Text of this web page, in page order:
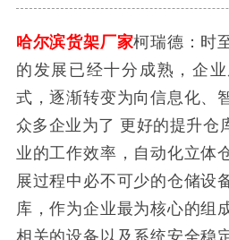
哈尔滨货架厂家柯瑞德：时
的发展已经十分成熟，企
式，逐渐转变为向信息化、
众多企业为了 更好的提升仓
业的工作效率，自动化立体
展过程中必不可少的仓储设
库，作为企业最为核心的组
相关的设备以及系统安全稳